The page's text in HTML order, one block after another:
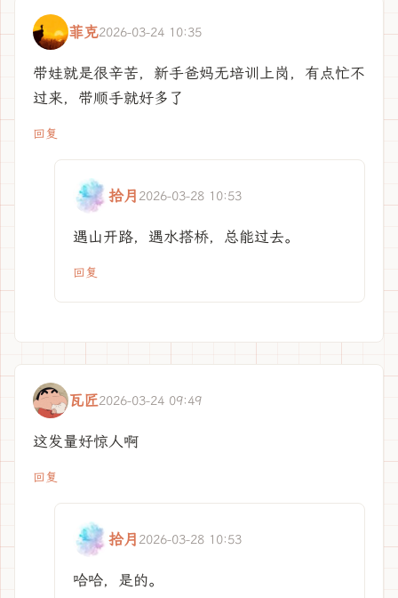
菲克2026-03-24 10:35
带娃就是很辛苦，新手爸妈无培训上岗，有点忙不
过来，带顺手就好多了
回复
拾月 2026-03-28 10:53
遇山开路，遇水搭桥，总能过去。
回复
瓦匠2026-03-24 09:49
这发量好惊人啊
回复
拾月 2026-03-28 10:53
哈哈，是的。